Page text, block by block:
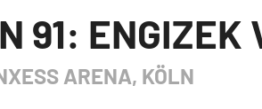
91: ENGIZEK
ARENA, KÖLN